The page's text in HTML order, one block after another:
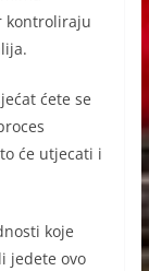
kontroliraju
ćete se
će utjecati i
koje
jedete ovo